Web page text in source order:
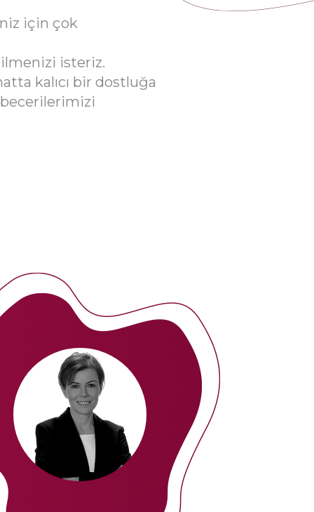
için çok
isteriz.
kalıcı bir dostluğa
arttıkça, ilgi
genişledi; yönetim
mutlu oluyoruz.
Renk - Stil -
yapı taşlarını
Inovasyon ve
pivotları
öğretilerini daha
bulduk.